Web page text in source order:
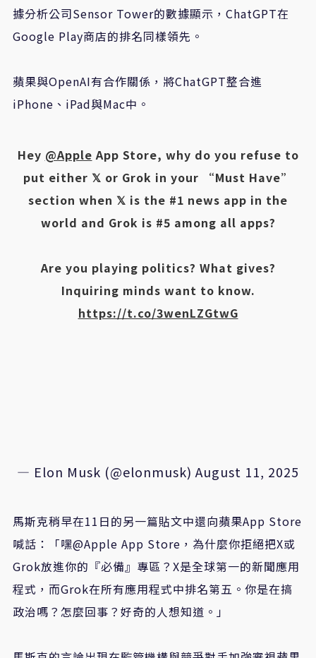
據分析公司Sensor Tower的數據顯示，ChatGPT在
Google Play商店的排名同樣領先。
蘋果與OpenAI有合作關係，將ChatGPT整合進
iPhone、iPad與Mac中。
Hey @Apple App Store, why do you refuse to
put either 𝕏 or Grok in your “Must Have”
section when 𝕏 is the #1 news app in the
world and Grok is #5 among all apps?
Are you playing politics? What gives?
Inquiring minds want to know.
https://t.co/3wenLZGtwG
— Elon Musk (@elonmusk) August 11, 2025
馬斯克稍早在11日的另一篇貼文中還向蘋果App Store
喊話：「嘿@Apple App Store，為什麼你拒絕把X或
Grok放進你的『必備』專區？X是全球第一的新聞應用
程式，而Grok在所有應用程式中排名第五。你是在搞
政治嗎？怎麼回事？好奇的人想知道。」